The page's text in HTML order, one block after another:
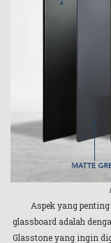
Aspek yang
glassboard adalah
Glasstone yang ingin